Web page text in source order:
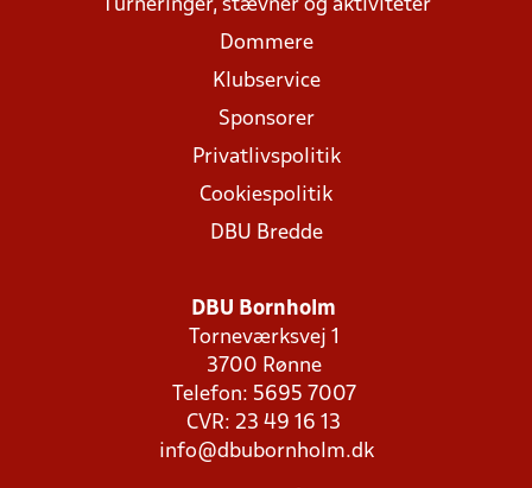
Turneringer, stævner og aktiviteter
Dommere
Klubservice
Sponsorer
Privatlivspolitik
Cookiespolitik
DBU Bredde
DBU Bornholm
Torneværksvej 1
3700 Rønne
Telefon: 5695 7007
CVR: 23 49 16 13
info@dbubornholm.dk